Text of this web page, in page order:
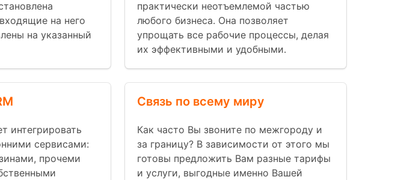
на него
на указанный
практически неотъемлемой частью
любого бизнеса. Она позволяет
упрощать все рабочие процессы, делая
их эффективными и удобными.
интегрировать
сервисами:
прочеми
Связь по всему миру
Как часто Вы звоните по межгороду и
за границу? В зависимости от этого мы
готовы предложить Вам разные тарифы
и услуги, выгодные именно Вашей